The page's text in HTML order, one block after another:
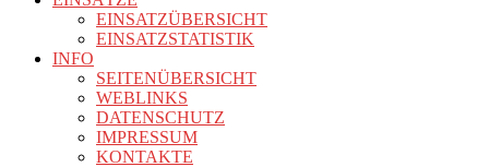
EINSATZÜBERSICHT
EINSATZSTATISTIK
INFO
SEITENÜBERSICHT
WEBLINKS
DATENSCHUTZ
IMPRESSUM
KONTAKTE